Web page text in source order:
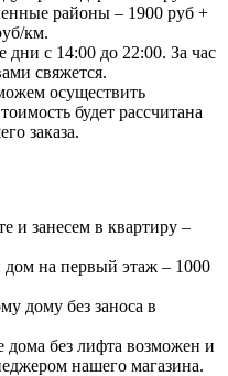
районы – 1900 руб +
км.
дни с 14:00 до 22:00. За час
свяжется.
осуществить
будет рассчитана
заказа.
и занесем в квартиру –
дом на первый этаж – 1000
дому без заноса в
без лифта возможен и
нашего магазина.